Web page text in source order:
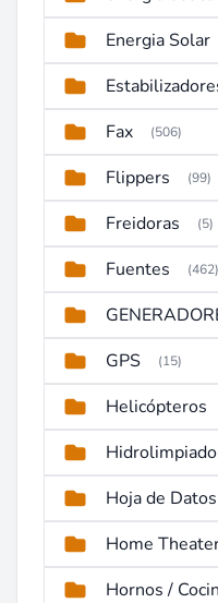
Energia Solar
Fax (506)
Flippers (99)
Freidoras (5)
Fuentes (462)
GPS (15)
Helicópteros
Hoja de
Home
Hornos /